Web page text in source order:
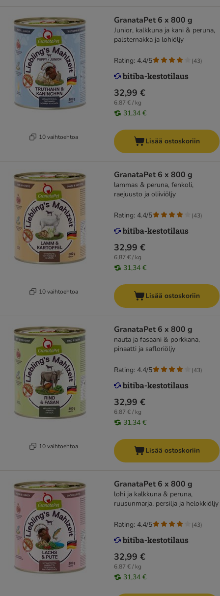
10 vaihtoehtoa
GranataPet 6 x 800 g
Junior, kalkkuna ja kani & peruna,
palsternakka ja lohiöljy
32,99 €
6,87 € / kg
31,34 €
Rating: 4.4/5 (43)
Lisää ostoskoriin
10 vaihtoehtoa
GranataPet 6 x 800 g
lammas & peruna, fenkoli,
raejuusto ja oliiviöljy
32,99 €
6,87 € / kg
31,34 €
Rating: 4.4/5 (43)
Lisää ostoskoriin
10 vaihtoehtoa
GranataPet 6 x 800 g
nauta ja fasaani & porkkana,
pinaatti ja safloriöljy
32,99 €
6,87 € / kg
31,34 €
Rating: 4.4/5 (43)
Lisää ostoskoriin
GranataPet 6 x 800 g
lohi ja kalkkuna & peruna,
ruusunmarja, persilja ja helokkiöljy
32,99 €
6,87 € / kg
31,34 €
Rating: 4.4/5 (43)